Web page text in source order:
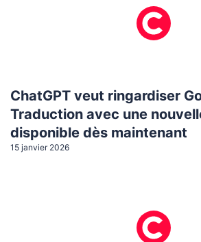
ChatGPT veut ringardiser
Traduction avec une
disponible dès maintenant
15 janvier 2026